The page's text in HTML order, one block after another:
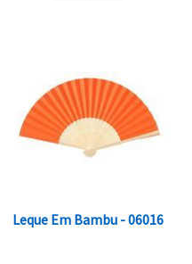
Leque Em Bambu - 06016